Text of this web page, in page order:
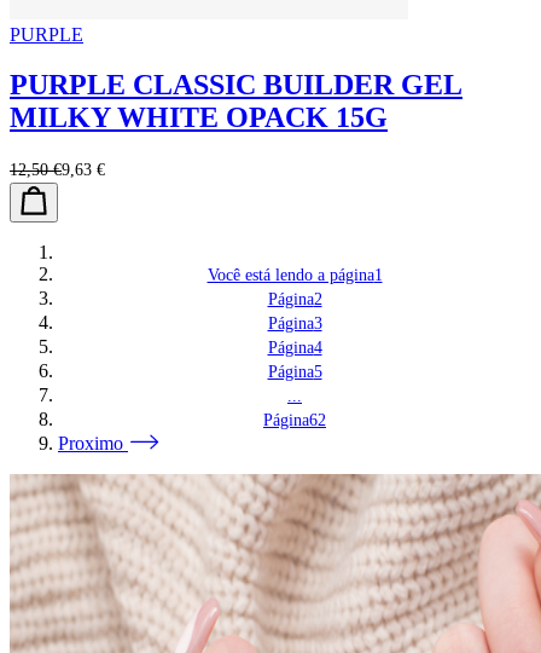
PURPLE
PURPLE CLASSIC BUILDER GEL
MILKY WHITE OPACK 15G
12,50 €9,63 €
Você está lendo a página1
Página2
Página3
Página4
Página5
...
Página62
Proximo